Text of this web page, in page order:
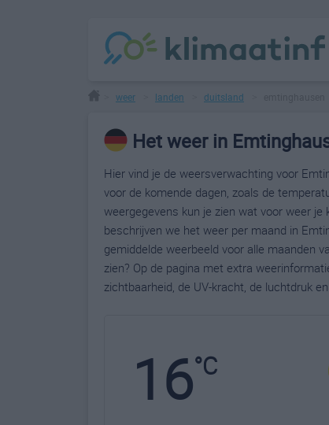
weer landen duitsland
Het weer in
Hier vind je de weersverwachting voor
voor de komende dagen, zoals de
weergegevens kun je zien wat voor weer
beschrijven we het weer per maand in
gemiddelde weerbeeld voor alle maanden
zien? Op de pagina met extra
zichtbaarheid, de UV-kracht, de luchtdruk
16°C